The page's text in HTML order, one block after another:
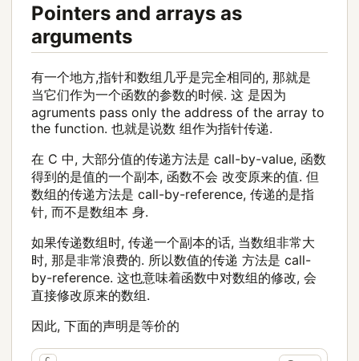
Pointers and arrays as
arguments
有一个地方,指针和数组几乎是完全相同的, 那就是
当它们作为一个函数的参数的时候. 这 是因为
agruments pass only the address of the array to
the function. 也就是说数 组作为指针传递.
在 C 中, 大部分值的传递方法是 call-by-value, 函数
得到的是值的一个副本, 函数不会 改变原来的值. 但
数组的传递方法是 call-by-reference, 传递的是指
针, 而不是数组本 身.
如果传递数组时, 传递一个副本的话, 当数组非常大
时, 那是非常浪费的. 所以数值的传递 方法是 call-
by-reference. 这也意味着函数中对数组的修改, 会
直接修改原来的数组.
因此, 下面的声明是等价的